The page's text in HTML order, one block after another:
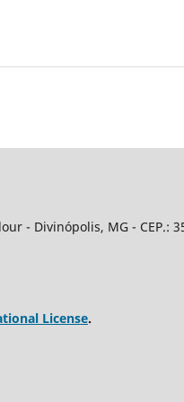
- Divinópolis, MG - CEP.:
License.